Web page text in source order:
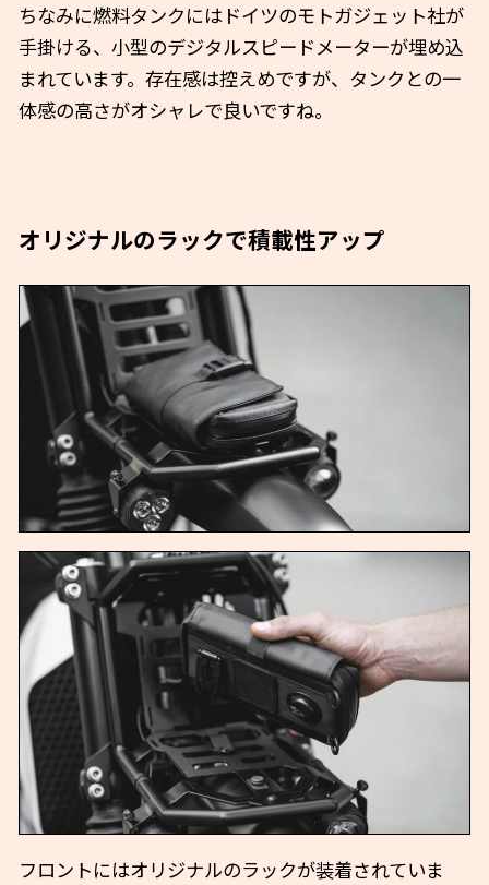
ちなみに燃料タンクにはドイツのモトガジェット社が
手掛ける、小型のデジタルスピードメーターが埋め込
まれています。存在感は控えめですが、タンクとの一
体感の高さがオシャレで良いですね。
オリジナルのラックで積載性アップ
フロントにはオリジナルのラックが装着されていま